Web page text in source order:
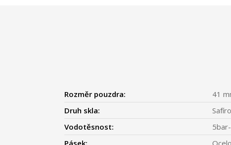
Rozměr pouzdra:
41
Druh skla:
Vodotěsnost:
Pásek: